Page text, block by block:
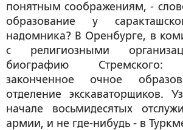
понятным соображениям, -
образование у
надомника? В Оренбурге, в
с религиозными
биографию Стремского:
законченное очное
отделение экскаваторщиков.
начале восьмидесятых
армии, и не где-нибудь - в